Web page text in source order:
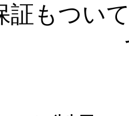
証もつい